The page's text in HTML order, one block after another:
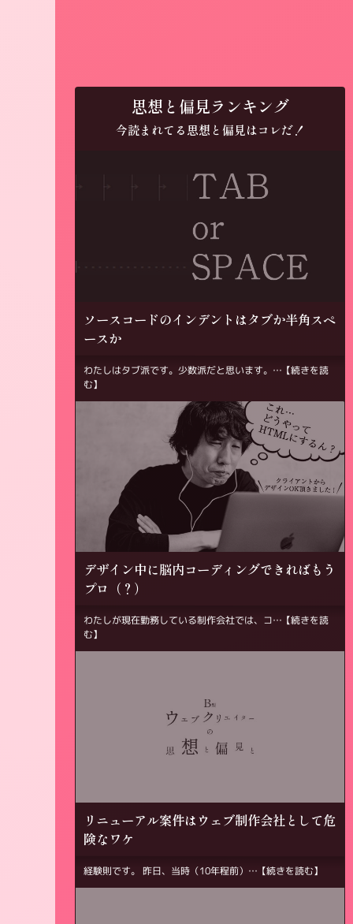
思想と偏見ランキング
今読まれてる思想と偏見はコレだ！
ソースコードのインデントはタブか半角スペ
ースか
わたしはタブ派です。少数派だと思います。… 【続きを読
む】
デザイン中に脳内コーディングできればもう
プロ（？）
わたしが現在勤務している制作会社では、コ… 【続きを読
む】
リニューアル案件はウェブ制作会社として危
険なワケ
経験則です。 昨日、当時（10年程前）…【続きを読む】